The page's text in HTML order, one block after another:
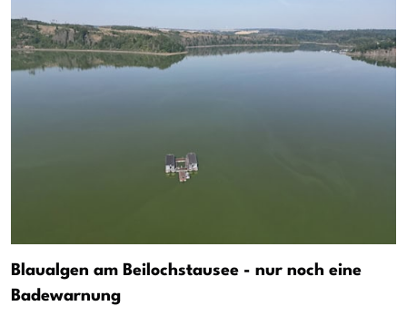
Blaualgen am Beilochstausee - nur noch eine
Badewarnung